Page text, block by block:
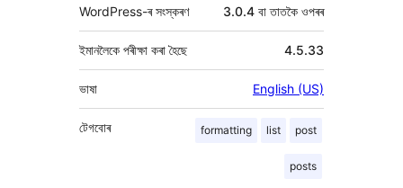
WordPress-ৰ সংস্কৰণ 3.0.4 বা তাতকৈ ওপৰৰ
ইমানলৈকে পৰীক্ষা কৰা হৈছে 4.5.33
ভাষা English (US)
formatting list post
posts
টেগবোৰ